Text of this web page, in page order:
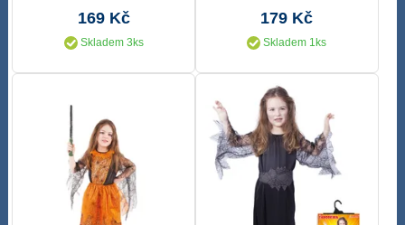
169 Kč
Skladem 3ks
179 Kč
Skladem 1ks